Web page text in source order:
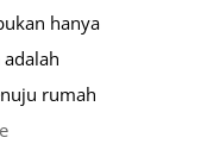
hanya
rumah
: